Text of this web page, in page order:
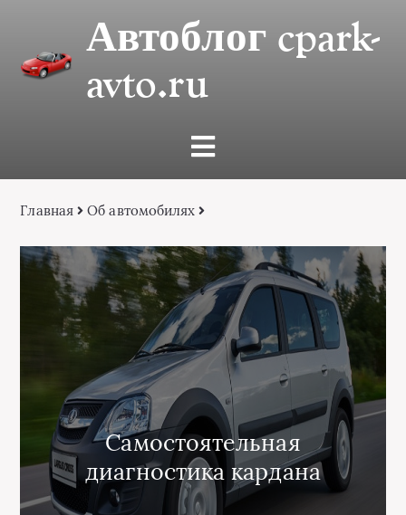
Автоблог cpark-
avto.ru
Главная Об автомобилях
Самостоятельная
диагностика кардана